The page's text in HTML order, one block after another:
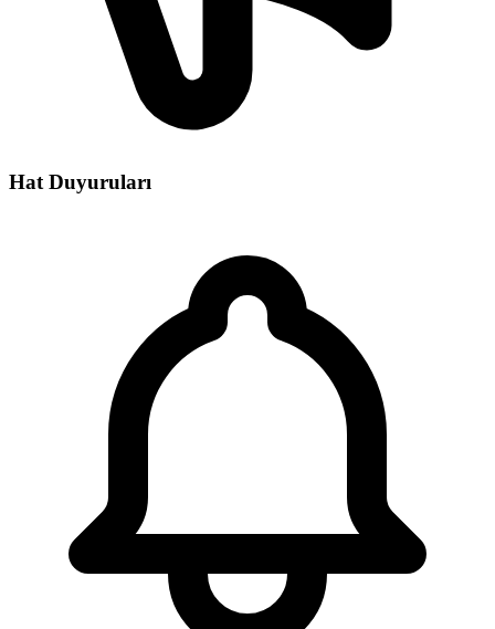
Hat Duyuruları